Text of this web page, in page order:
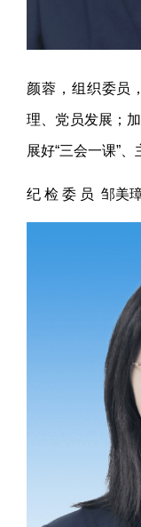
颜蓉，组织委员
理、党员发展；
展好“三会一课”
纪 检 委 员 邹美